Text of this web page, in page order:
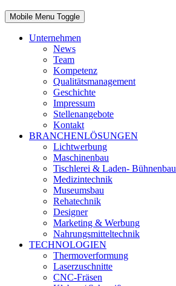
Mobile Menu Toggle
Unternehmen
News
Team
Kompetenz
Qualitätsmanagement
Geschichte
Impressum
Stellenangebote
Kontakt
BRANCHENLÖSUNGEN
Lichtwerbung
Maschinenbau
Tischlerei & Laden- Bühnenbau
Medizintechnik
Museumsbau
Rehatechnik
Designer
Marketing & Werbung
Nahrungsmitteltechnik
TECHNOLOGIEN
Thermoverformung
Laserzuschnitte
CNC-Fräsen